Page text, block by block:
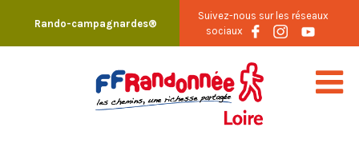
content
Rando-campagnardes®
Suivez-nous sur les réseaux
sociaux